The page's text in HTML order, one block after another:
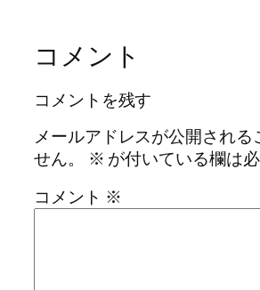
コメント
コメントを残す
メールアドレスが公開される
せん。
※ が付いている欄は
コメント ※